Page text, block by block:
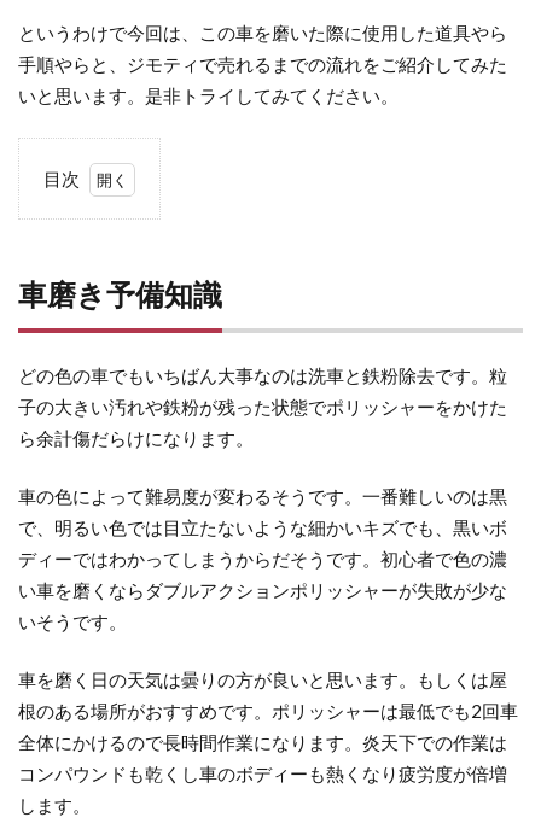
というわけで今回は、この車を磨いた際に使用した道具やら
手順やらと、ジモティで売れるまでの流れをご紹介してみた
いと思います。是非トライしてみてください。
目次
き
予
知
識
2
ル
マ
磨
き
に
要
な
ア
ム
車磨き予備知識
どの色の車でもいちばん大事なのは洗車と鉄粉除去です。粒
子の大きい汚れや鉄粉が残った状態でポリッシャーをかけた
ら余計傷だらけになります。
車の色によって難易度が変わるそうです。一番難しいのは黒
で、明るい色では目立たないような細かいキズでも、黒いボ
ディーではわかってしまうからだそうです。初心者で色の濃
い車を磨くならダブルアクションポリッシャーが失敗が少な
いそうです。
車を磨く日の天気は曇りの方が良いと思います。もしくは屋
根のある場所がおすすめです。ポリッシャーは最低でも2回車
全体にかけるので長時間作業になります。炎天下での作業は
コンパウンドも乾くし車のボディーも熱くなり疲労度が倍増
します。